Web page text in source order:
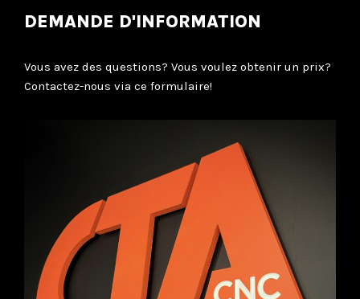
DEMANDE D'INFORMATION
Vous avez des questions? Vous voulez obtenir un prix?
Contactez-nous via ce formulaire!